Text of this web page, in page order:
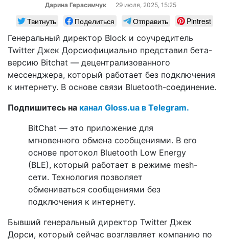
Дарина Герасимчук 29 июля, 2025, 15:25
Твитнуть Поделиться Отправить
Pintrest
Генеральный директор Block и соучредитель
Twitter Джек Дорсиофициально представил бета-
версию Bitchat — децентрализованного
мессенджера, который работает без подключения
к интернету. В основе связи Bluetooth-соединение.
Подпишитесь на канал Gloss.ua в Telegram.
BitChat — это приложение для
мгновенного обмена сообщениями. В его
основе протокол Bluetooth Low Energy
(BLE), который работает в режиме mesh-
сети. Технология позволяет
обмениваться сообщениями без
подключения к интернету.
Бывший генеральный директор Twitter Джек
Дорси, который сейчас возглавляет компанию по